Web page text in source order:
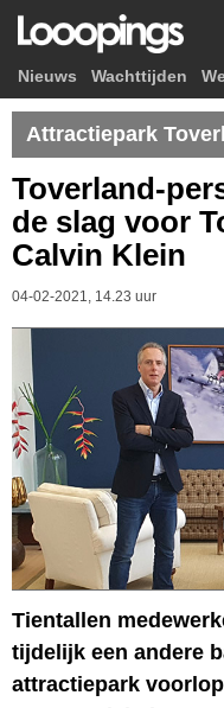
Nieuws Wachttijden
Attractiepark
Toverland-
de slag voor
Calvin Klein
04-02-2021, 14.23 uur
Tientallen
tijdelijk een andere
attractiepark